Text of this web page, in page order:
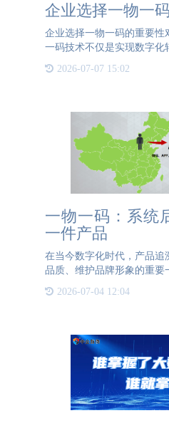
企业选择一物一
企业选择一物一码的重要性
一码技术不仅是实现数字化
助企业强化商品防伪能力，
2026-07-07 15:02
一物一码：系统
一件产品
在当今数字化时代，产品追
品质、维护品牌形象的重要
出现，则为这一问题的解决
为每一件产品赋予一个唯
2026-07-04 12:04